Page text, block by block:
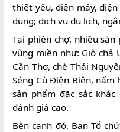
động
TMĐT
ngành
Công
Thương
Hoạt
động
TMĐT
thiết yếu, điện máy,
dụng; dịch vụ du lịch,
Tại phiên chợ, nhiều
vùng miền như: Giò chả
Cần Thơ, chè Thái
Séng Cù Điện Biên, nấm
sản phẩm đặc sắc
đánh giá cao.
Bên cạnh đó, Ban Tổ